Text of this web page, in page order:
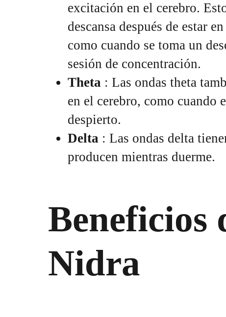
excitación en el cerebro.
descansa después de estar
como cuando se toma un
sesión de concentración.
Theta : Las ondas theta
en el cerebro, como cuando
despierto.
Delta : Las ondas delta
producen mientras duerme.
Beneficios
Nidra